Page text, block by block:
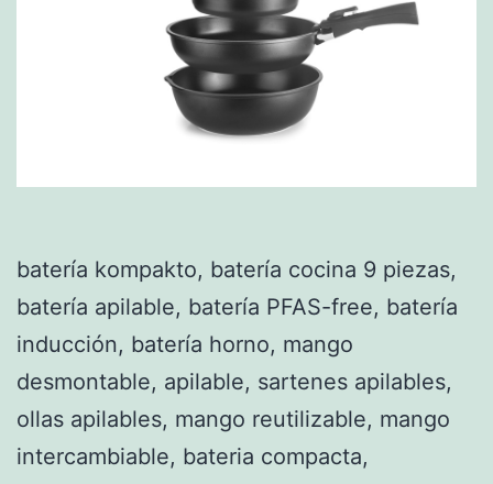
batería kompakto, batería cocina 9 piezas,
batería apilable, batería PFAS-free, batería
inducción, batería horno, mango
desmontable, apilable, sartenes apilables,
ollas apilables, mango reutilizable, mango
intercambiable, bateria compacta,